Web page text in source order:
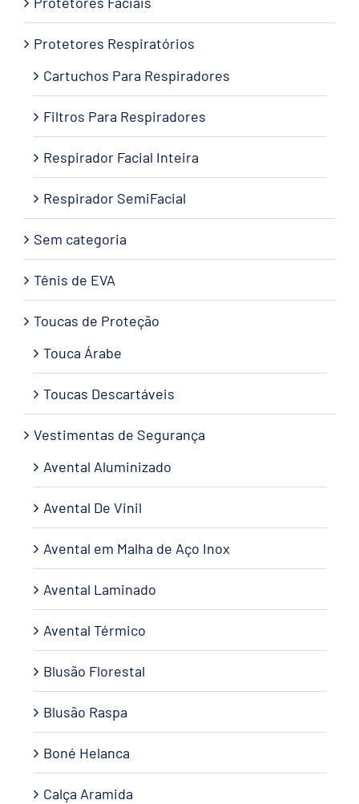
Protetores Respiratórios
Cartuchos Para Respiradores
Filtros Para Respiradores
Respirador Facial Inteira
Respirador SemiFacial
Sem categoria
Tênis de EVA
Toucas de Proteção
Touca Árabe
Toucas Descartáveis
Vestimentas de Segurança
Avental Aluminizado
Avental De Vinil
Avental em Malha de Aço Inox
Avental Laminado
Avental Térmico
Blusão Florestal
Blusão Raspa
Boné Helanca
Calça Aramida